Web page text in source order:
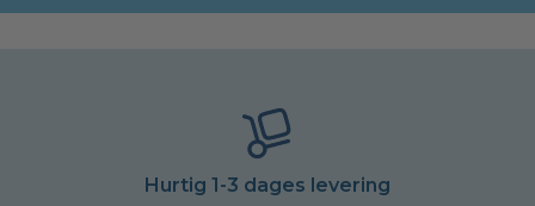
Hurtig 1-3 dages levering